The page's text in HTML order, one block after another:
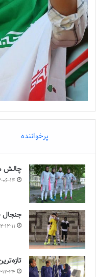
پرخواننده
چالش
06-14
جنجال
12-11
تازه‌ترین
24